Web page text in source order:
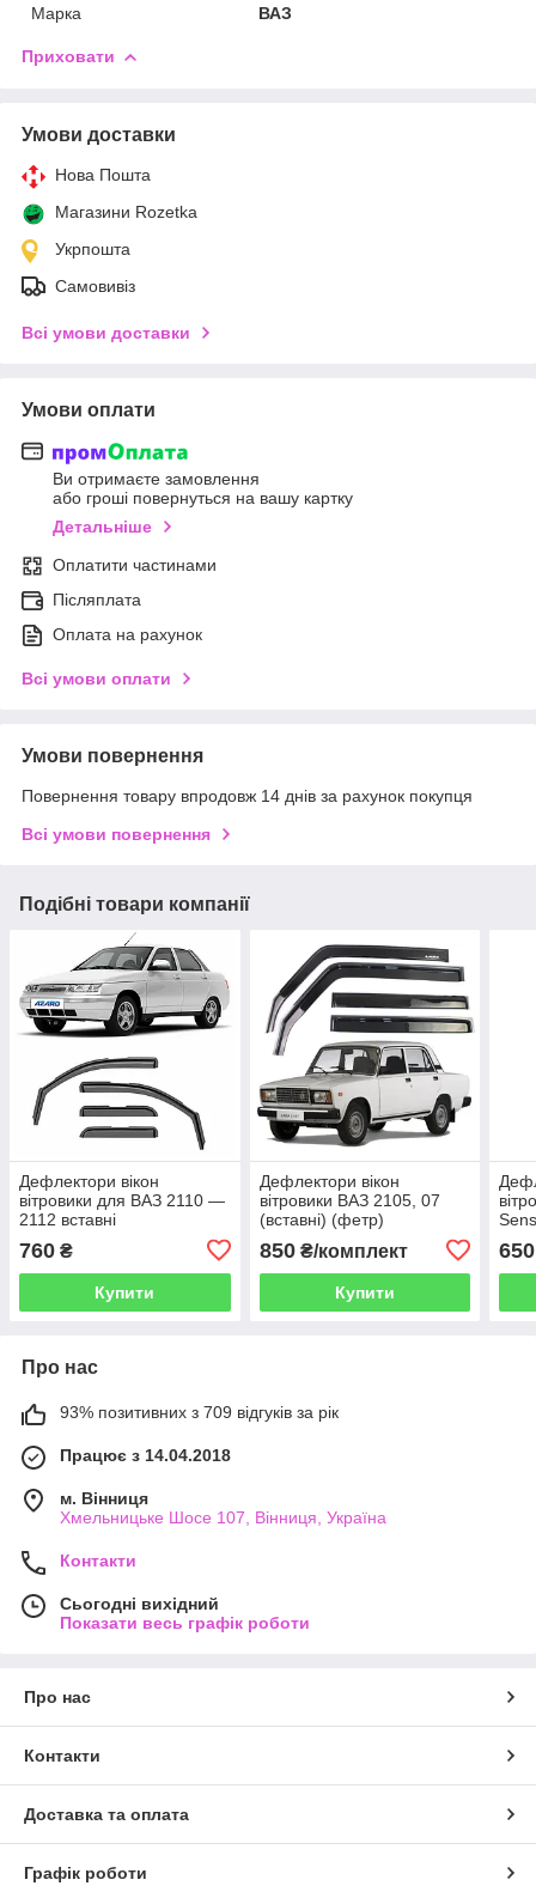
Марка
ВАЗ
Приховати
Умови доставки
Нова Пошта
Магазини Rozetka
Укрпошта
Самовивіз
Всі умови доставки
Умови оплати
Ви отримаєте замовлення
або гроші повернуться на вашу картку
Детальніше
Оплатити частинами
Післяплата
Оплата на рахунок
Всі умови оплати
Умови повернення
Повернення товару впродовж 14 днів за рахунок покупця
Всі умови повернення
Подібні товари компанії
Дефлектори вікон
вітровики для ВАЗ 2110 —
2112 вставні
760 ₴
Купити
Дефлектори вікон
вітровики ВАЗ 2105, 07
(вставні) (фетр)
850₴/комплект
Купити
650
Про нас
93% позитивних з 709 відгуків за рік
Працює з 14.04.2018
м. Вінниця
Хмельницьке Шосе 107, Вінниця, Україна
Контакти
Сьогодні вихідний
Показати весь графік роботи
Про нас
Контакти
Доставка та оплата
Графік роботи